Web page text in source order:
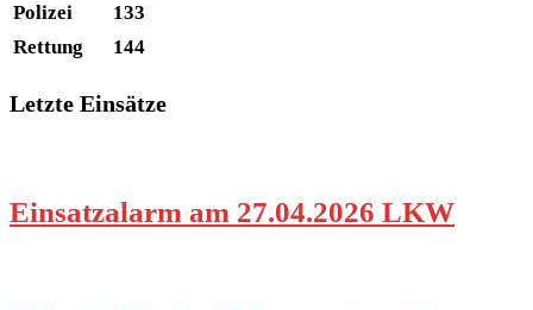
Polizei
133
Rettung
144
Letzte Einsätze
Einsatzalarm am 27.04.2026 LKW